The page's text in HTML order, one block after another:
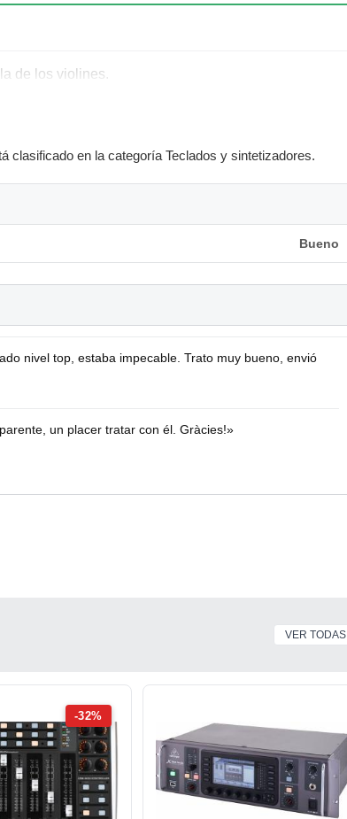
de los violines.
clasificado en la categoría Teclados y sintetizadores.
Bueno
nivel top, estaba impecable. Trato muy bueno, envió
un placer tratar con él. Gràcies!»
VER TODAS
-32%